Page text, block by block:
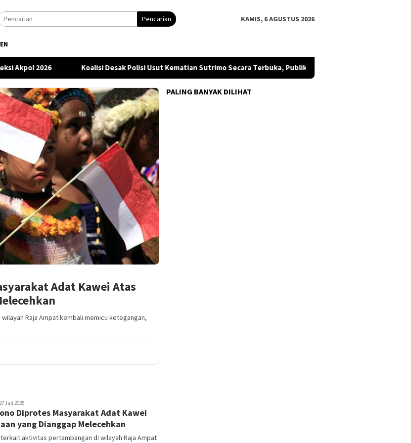
Pencarian KAMIS, 6 AGUSTUS 2026
2026 Koalisi Desak Polisi Usut Kematian Sutrimo Secara Terbuka, Publik Diminta Mengawal
Adat Kawei Atas
Raja Ampat kembali memicu ketegangan,
Juli 2025
Diprotes Masyarakat Adat Kawei
yang Dianggap Melecehkan
aktivitas pertambangan di wilayah Raja Ampat
PALING BANYAK DILIHAT